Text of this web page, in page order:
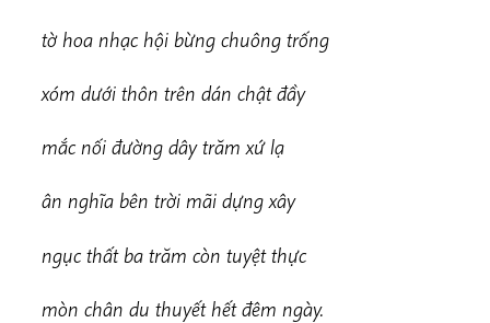
tờ hoa nhạc hội bừng chuông trống
xóm dưới thôn trên dán chật đầy
mắc nối đường dây trăm xứ lạ
ân nghĩa bên trời mãi dựng xây
ngục thất ba trăm còn tuyệt thực
mòn chân du thuyết hết đêm ngày.